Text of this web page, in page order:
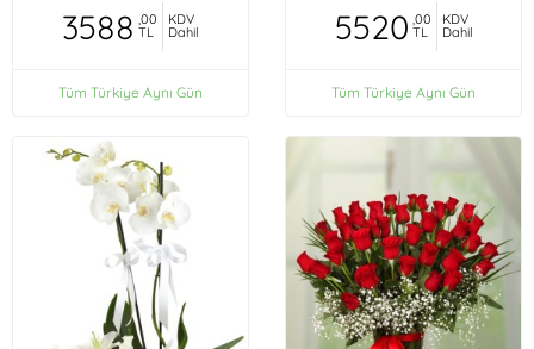
3588 ,00
TL
KDV
Dahil
Tüm Türkiye Aynı Gün
5520 ,00
TL
KDV
Dahil
Tüm Türkiye Aynı Gün